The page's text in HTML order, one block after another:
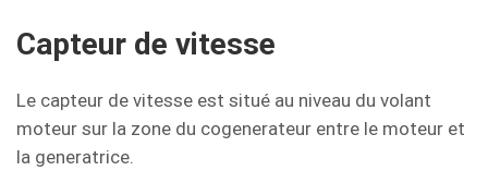
Capteur de vitesse
Le capteur de vitesse est situé au niveau du volant
moteur sur la zone du cogenerateur entre le moteur et
la generatrice.